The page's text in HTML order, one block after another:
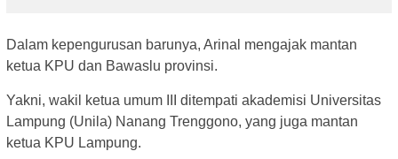
Dalam kepengurusan barunya, Arinal mengajak mantan
ketua KPU dan Bawaslu provinsi.
Yakni, wakil ketua umum III ditempati akademisi Universitas
Lampung (Unila) Nanang Trenggono, yang juga mantan
ketua KPU Lampung.